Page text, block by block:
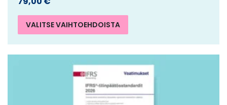
VALITSE VAIHTOEHDOISTA